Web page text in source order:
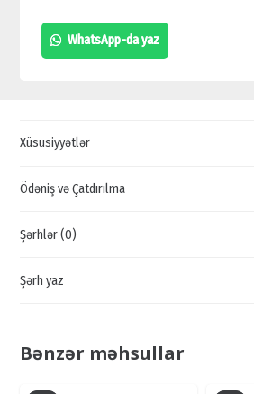
KAMERA
SATIŞI,
KAMERALARI
WhatsApp-da yaz
Xüsusiyyətlər
Ödəniş və Çatdırılma
Şərhlər (0)
Şərh yaz
Bənzər məhsullar